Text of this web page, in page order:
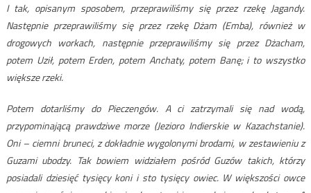
I tak, opisanym sposobem, przeprawiliśmy się przez rzekę Jagandy.
Następnie przeprawiliśmy się przez rzekę Dżam (Emba), również w
drogowych workach, następnie przeprawiliśmy się przez Dżacham,
potem Uził, potem Erden, potem Anchaty, potem Banę; i to wszystko
większe rzeki.
Potem dotarliśmy do Pieczengów. A ci zatrzymali się nad wodą,
przypominającą prawdziwe morze (Jezioro Indierskie w Kazachstanie).
Oni – ciemni bruneci, z dokładnie wygolonymi brodami, w zestawieniu z
Guzami ubodzy. Tak bowiem widziałem pośród Guzów takich, którzy
posiadali dziesięć tysięcy koni i sto tysięcy owiec. W większości owce